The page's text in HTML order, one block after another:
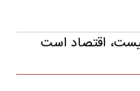
اقتصاد است